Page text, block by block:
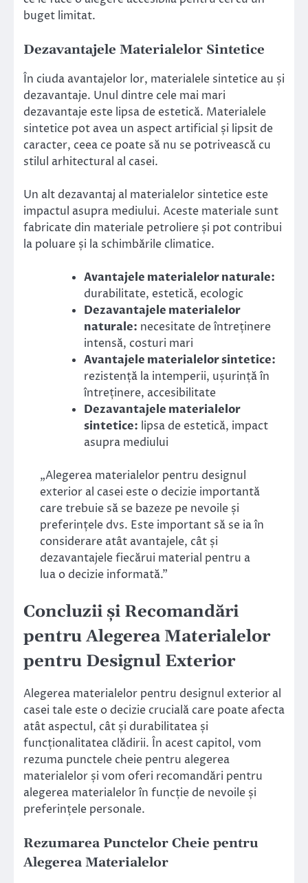
buget limitat.
Dezavantajele Materialelor Sintetice
În ciuda avantajelor lor, materialele sintetice au și
dezavantaje. Unul dintre cele mai mari
dezavantaje este lipsa de estetică. Materialele
sintetice pot avea un aspect artificial și lipsit de
caracter, ceea ce poate să nu se potrivească cu
stilul arhitectural al casei.
Un alt dezavantaj al materialelor sintetice este
impactul asupra mediului. Aceste materiale sunt
fabricate din materiale petroliere și pot contribui
la poluare și la schimbările climatice.
Avantajele materialelor naturale:
durabilitate, estetică, ecologic
Dezavantajele materialelor
naturale: necesitate de întreținere
intensă, costuri mari
Avantajele materialelor sintetice:
rezistență la intemperii, ușurință în
întreținere, accesibilitate
Dezavantajele materialelor
sintetice: lipsa de estetică, impact
asupra mediului
„Alegerea materialelor pentru designul
exterior al casei este o decizie importantă
care trebuie să se bazeze pe nevoile și
preferințele dvs. Este important să se ia în
considerare atât avantajele, cât și
dezavantajele fiecărui material pentru a
lua o decizie informată.”
Concluzii și Recomandări
pentru Alegerea Materialelor
pentru Designul Exterior
Alegerea materialelor pentru designul exterior al
casei tale este o decizie crucială care poate afecta
atât aspectul, cât și durabilitatea și
funcționalitatea clădirii. În acest capitol, vom
rezuma punctele cheie pentru alegerea
materialelor și vom oferi recomandări pentru
alegerea materialelor în funcție de nevoile și
preferințele personale.
Rezumarea Punctelor Cheie pentru
Alegerea Materialelor